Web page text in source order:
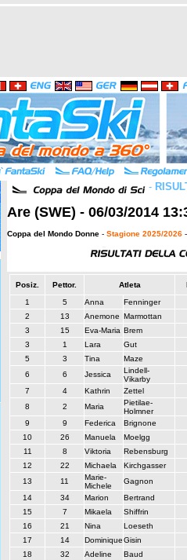
-
Are (SWE) - 06/03/2014
Coppa del Mondo Donne - Stagione 2025/2026
Posiz. Pettor. Atleta
1
5 Anna
Fenninger
2
13 Anemone Marmottan
3
15 Eva-Maria Brem
3
1 Lara
Gut
5
3 Tina
Maze
6
6 Jessica
Lindell-
Vikarby
7
4 Kathrin
Zettel
8
2 Maria
Pietilae-
Holmner
9
9 Federica
Brignone
10
26 Manuela
Moelgg
11
8 Viktoria
Rebensburg
12
22 Michaela
Kirchgasser
13
11
Marie-
Michele
Gagnon
14
34 Marion
Bertrand
15
7 Mikaela
Shiffrin
16
21 Nina
Loeseth
17
14 DominiqueGisin
18
32 Adeline
Baud